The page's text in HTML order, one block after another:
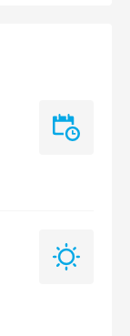
Last
Leto